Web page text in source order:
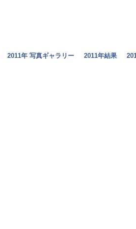
2011年 写真ギャラリー 2011年結果